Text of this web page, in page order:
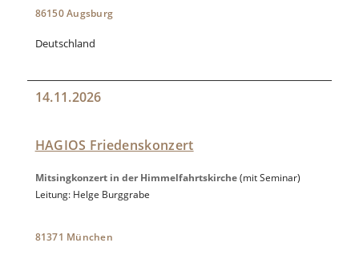
86150 Augsburg
Deutschland
14.11.2026
HAGIOS Friedenskonzert
Mitsingkonzert in der Himmelfahrtskirche(mit Seminar)
Leitung: Helge Burggrabe
81371 München